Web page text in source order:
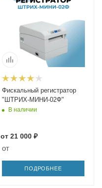
Фискальный регистратор
"ШТРИХ-МИНИ-02Ф"
В наличии
от 21 000 ₽
от
ПОДРОБНЕЕ